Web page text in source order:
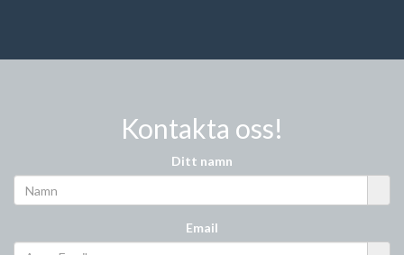
Kontakta oss!
Ditt namn
Email